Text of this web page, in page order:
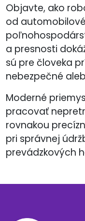
Objavte, ako
od
a presnosti
sú pre človeka
nebezpečné
Moderné
pracovať
rovnakou
pri správnej
prevádzkových